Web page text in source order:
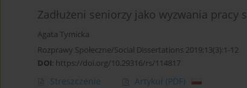
Zadłużeni seniorzy jako wyzwania pracy
Agata Tymicka
Rozprawy Społeczne/Social Dissertations 2019;13(3):1-12
DOI: https://doi.org/10.29316/rs/114817
Streszczenie Artykuł (PDF)